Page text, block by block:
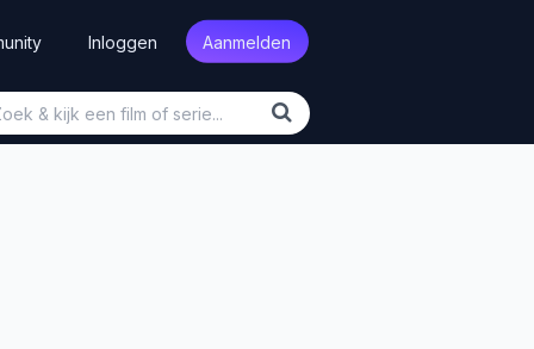
Inloggen Aanmelden